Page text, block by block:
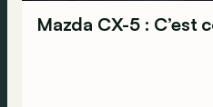
Mazda CX-5 : C’est